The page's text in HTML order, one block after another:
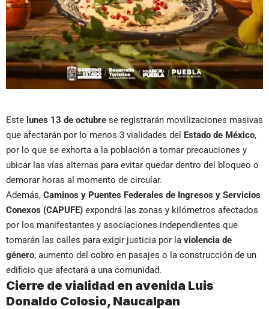
Este lunes 13 de octubre se registrarán movilizaciones masivas
que afectarán por lo menos 3 vialidades del Estado de México,
por lo que se exhorta a la población a tomar precauciones y
ubicar las vías alternas para evitar quedar dentro del bloqueo o
demorar horas al momento de circular.
Además, Caminos y Puentes Federales de Ingresos y Servicios
Conexos (CAPUFE) expondrá las zonas y kilómetros afectados
por los manifestantes y asociaciones independientes que
tomarán las calles para exigir justicia por la violencia de
género, aumento del cobro en pasajes o la construcción de un
edificio que afectará a una comunidad.
Cierre de vialidad en avenida Luis
Donaldo Colosio, Naucalpan